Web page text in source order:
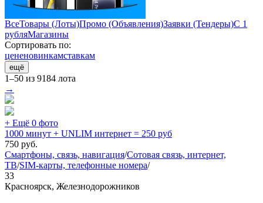
ВсеТовары (Лоты)Промо (Объявления)Заявки (Тендеры)С 1
рубляМагазины
Сортировать по:
цененовинкамставкам
ещё
1–50 из 9184 лота
→
+ Ещё 0 фото
1000 минут + UNLIM интернет = 250 руб
750 руб.
Смартфоны, связь, навигация/Сотовая связь, интернет,
ТВ/SIM-карты, телефонные номера/
33
Красноярск, Железнодорожников